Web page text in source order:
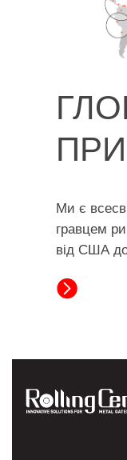
Ми є
гравцем
від США